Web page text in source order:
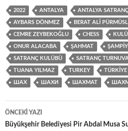
2022 ANTALYA ANTALYA
AYBARS DÖNMEZ BERAT ALI
CEMRE ZEYBEKOĞLU CHESS
ONUR ALACABA ŞAHMAT
SATRANÇ KULÜBÜ SATRANÇ
TUANA YILMAZ TURKEY TÜRKIYE
ШАХ ШАХИ ШАХМАТ
Yazı
dolaşımı
ÖNCEKI YAZI
Büyükşehir Belediyesi Pir Abdal Musa